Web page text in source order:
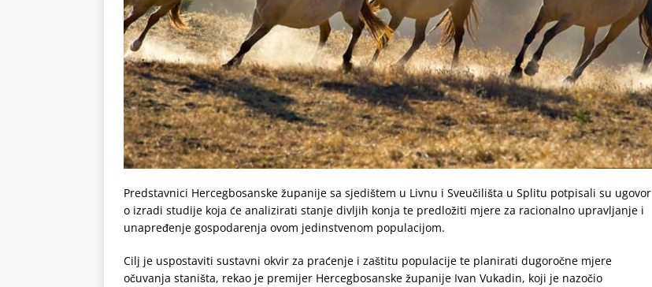
Predstavnici Hercegbosanske županije sa sjedištem u Livnu i Sveučilišta u Splitu potpisali su ugovor
o izradi studije koja će analizirati stanje divljih konja te predložiti mjere za racionalno upravljanje i
unapređenje gospodarenja ovom jedinstvenom populacijom.
Cilj je uspostaviti sustavni okvir za praćenje i zaštitu populacije te planirati dugoročne mjere
očuvanja staništa, rekao je premijer Hercegbosanske županije Ivan Vukadin, koji je nazočio